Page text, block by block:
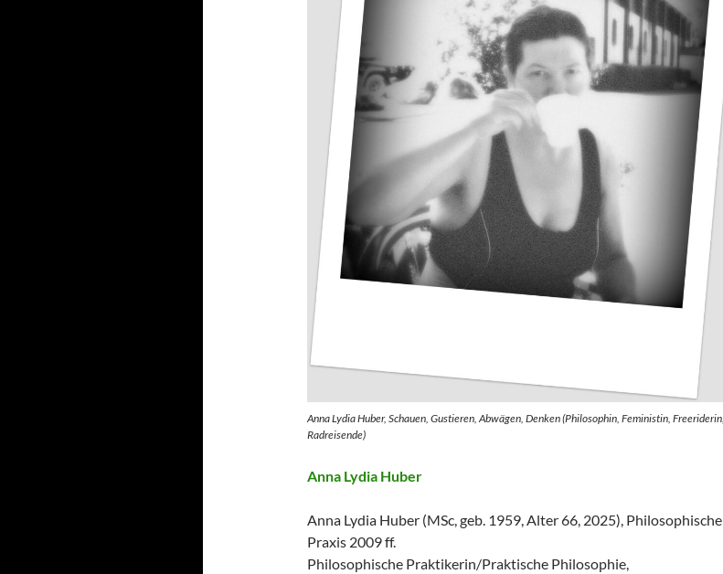
Anna Lydia Huber, Schauen, Gustieren, Abwägen, Denken (Philosophin, Feministin, Freeriderin,
Radreisende)
Anna Lydia Huber
Anna Lydia Huber (MSc, geb. 1959, Alter 66, 2025), Philosophische
Praxis 2009 ff.
Philosophische Praktikerin/Praktische Philosophie,